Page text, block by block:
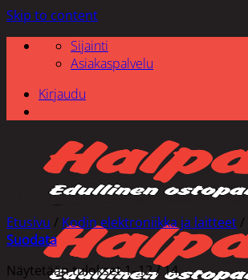
Skip to content
Sijainti
Asiakaspalvelu
Kirjaudu
Etusivu / Kodin elektroniikka ja laitteet /
Suodata
Näytetään tulokset 1–12 / 14